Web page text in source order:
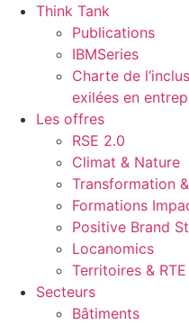
Aller Think Tank
Publications
IBMSeries
Charte de
exilées en
Les offres
RSE 2.0
Climat & Nature
Transformation
Formations
Positive Brand
Locanomics
Territoires & RTE
Secteurs
Bâtiments